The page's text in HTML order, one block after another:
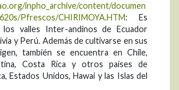
inpho_archive/content/documen
Pfrescos/CHIRIMOYA.HTM: Es
los valles Inter-andinos de Ecuador
y Perú. Además de cultivarse en sus
también se encuentra en Chile,
Costa Rica y otros países de
Estados Unidos, Hawai y las Islas del